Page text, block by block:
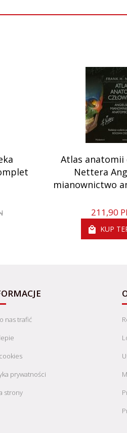
Atlas anatomii
Nettera
mianownictwo
211,90
KUP
nas trafić
prywatności
strony